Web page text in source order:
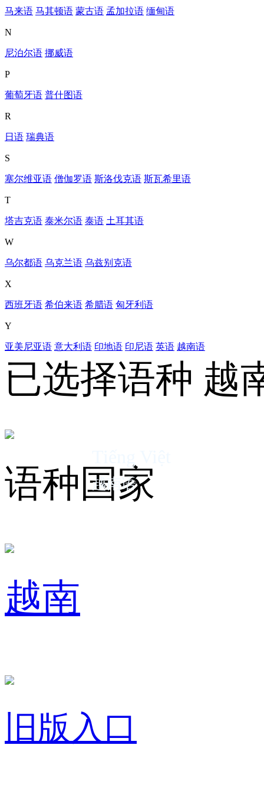
马来语 马其顿语 蒙古语 孟加拉语 缅甸语
N
尼泊尔语 挪威语
P
葡萄牙语 普什图语
R
日语 瑞典语
S
塞尔维亚语 僧伽罗语 斯洛伐克语 斯瓦希里语
T
塔吉克语 泰米尔语 泰语 土耳其语
W
乌尔都语 乌克兰语 乌兹别克语
X
西班牙语 希伯来语 希腊语 匈牙利语
Y
亚美尼亚语 意大利语 印地语 印尼语 英语 越南语
已选择语种 越
越南语
语种国家
越南
旧版入口